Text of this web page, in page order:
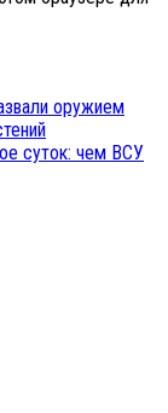
оружием
суток: чем ВСУ